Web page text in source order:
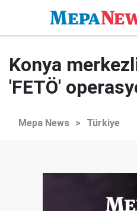
Konya
'FETÖ'
Mepa News > Türkiye